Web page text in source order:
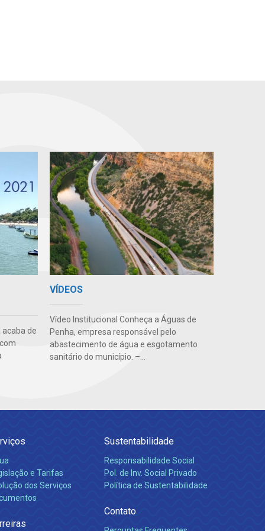
de
VÍDEOS
Vídeo Institucional Conheça a Águas de
Penha, empresa responsável pelo
abastecimento de água e esgotamento
sanitário do município. –...
e Tarifas
dos Serviços
Sustentabilidade
Responsabilidade Social
Pol. de Inv. Social Privado
Política de Sustentabilidade
Contato